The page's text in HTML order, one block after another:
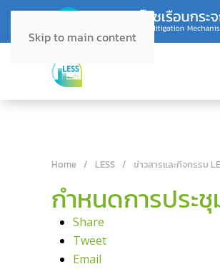
Skip to main content
Home LESS ข่าวสารและกิจกรรม
กำหนดการประ
Share
Tweet
Email